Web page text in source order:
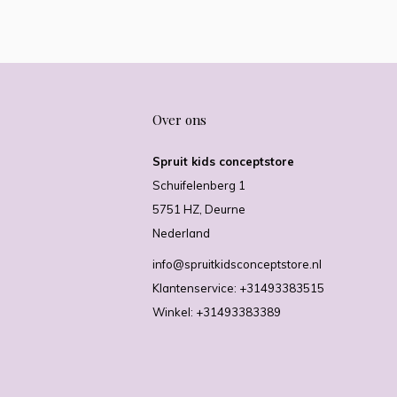
Over ons
Spruit kids conceptstore
Schuifelenberg 1
5751 HZ, Deurne
Nederland
info@spruitkidsconceptstore.nl
Klantenservice: +31493383515
Winkel: +31493383389